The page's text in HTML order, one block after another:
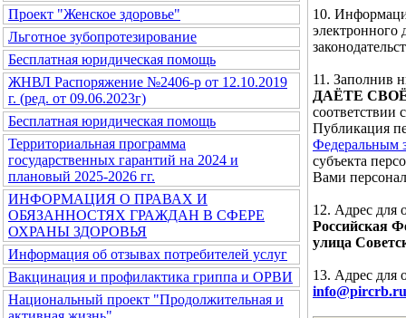
Проект "Женское здоровье"
Льготное зубопротезирование
Бесплатная юридическая помощь
ЖНВЛ Распоряжение №2406-р от 12.10.2019
г. (ред. от 09.06.2023г)
Бесплатная юридическая помощь
Территориальная программа
государственных гарантий на 2024 и
плановый 2025-2026 гг.
ИНФОРМАЦИЯ О ПРАВАХ И
ОБЯЗАННОСТЯХ ГРАЖДАН В СФЕРЕ
ОХРАНЫ ЗДОРОВЬЯ
Информация об отзывах потребителей услуг
Вакцинация и профилактика гриппа и ОРВИ
Национальный проект "Продолжительная и
10.
электронного
11. Заполнив
ДАЁТЕ
соответствии
Публикация
Федеральным
субъекта
Вами
12. Адрес для
Российская
улица
13. Адрес для
info@pircrb.ru